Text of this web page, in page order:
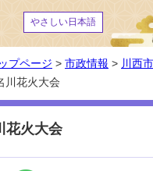
やさしい日本語
プページ > 市政情報 > 川西
川花火大会
花火大会